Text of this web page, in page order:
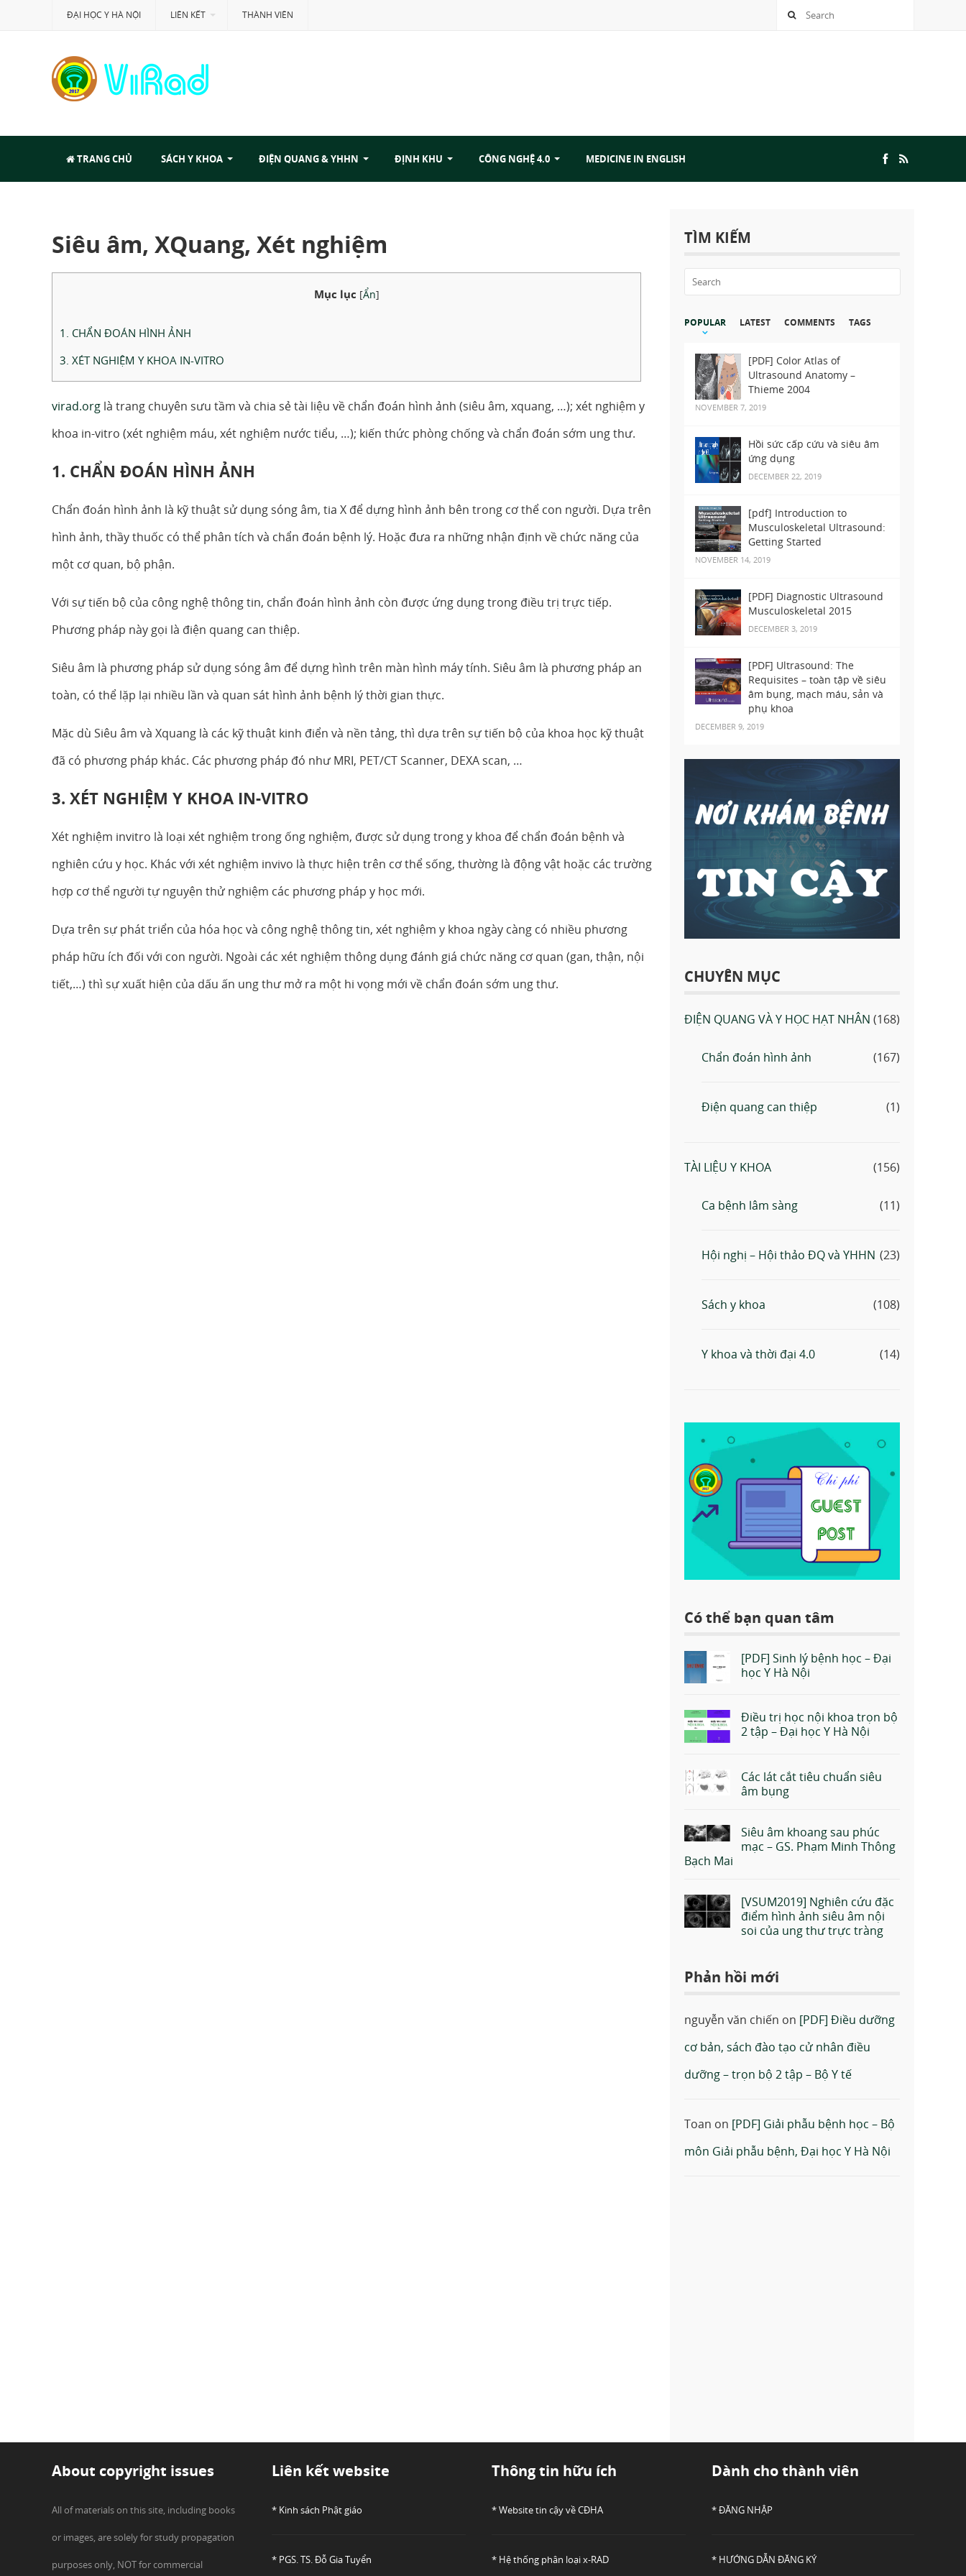
ĐẠI HỌC Y HÀ NỘI LIÊN KẾT THÀNH VIÊN
TRANG CHỦ SÁCH Y KHOA ĐIỆN QUANG & YHHN ĐỊNH KHU CÔNG NGHỆ 4.0 MEDICINE IN ENGLISH
Siêu âm, XQuang, Xét nghiệm
Mục lục [Ẩn]
1. CHẨN ĐOÁN HÌNH ẢNH
3. XÉT NGHIỆM Y KHOA IN-VITRO
virad.org là trang chuyên sưu tầm và chia sẻ tài liệu về chẩn đoán hình ảnh (siêu âm, xquang, …); xét nghiệm y
khoa in-vitro (xét nghiệm máu, xét nghiệm nước tiểu, …); kiến thức phòng chống và chẩn đoán sớm ung thư.
1. CHẨN ĐOÁN HÌNH ẢNH
Chẩn đoán hình ảnh là kỹ thuật sử dụng sóng âm, tia X để dựng hình ảnh bên trong cơ thể con người. Dựa trên
hình ảnh, thầy thuốc có thể phân tích và chẩn đoán bệnh lý. Hoặc đưa ra những nhận định về chức năng của
một cơ quan, bộ phận.
Với sự tiến bộ của công nghệ thông tin, chẩn đoán hình ảnh còn được ứng dụng trong điều trị trực tiếp.
Phương pháp này gọi là điện quang can thiệp.
Siêu âm là phương pháp sử dụng sóng âm để dựng hình trên màn hình máy tính. Siêu âm là phương pháp an
toàn, có thể lặp lại nhiều lần và quan sát hình ảnh bệnh lý thời gian thực.
Mặc dù Siêu âm và Xquang là các kỹ thuật kinh điển và nền tảng, thì dựa trên sự tiến bộ của khoa học kỹ thuật
đã có phương pháp khác. Các phương pháp đó như MRI, PET/CT Scanner, DEXA scan, …
3. XÉT NGHIỆM Y KHOA IN-VITRO
Xét nghiệm invitro là loại xét nghiệm trong ống nghiệm, được sử dụng trong y khoa để chẩn đoán bệnh và
nghiên cứu y học. Khác với xét nghiệm invivo là thực hiện trên cơ thể sống, thường là động vật hoặc các trường
hợp cơ thể người tự nguyện thử nghiệm các phương pháp y học mới.
Dựa trên sự phát triển của hóa học và công nghệ thông tin, xét nghiệm y khoa ngày càng có nhiều phương
pháp hữu ích đối với con người. Ngoài các xét nghiệm thông dụng đánh giá chức năng cơ quan (gan, thận, nội
tiết,…) thì sự xuất hiện của dấu ấn ung thư mở ra một hi vọng mới về chẩn đoán sớm ung thư.
TÌM KIẾM
POPULAR LATEST COMMENTS TAGS
[PDF] Color Atlas of
Ultrasound Anatomy –
Thieme 2004
NOVEMBER 7, 2019
Hồi sức cấp cứu và siêu âm
ứng dụng
DECEMBER 22, 2019
[pdf] Introduction to
Musculoskeletal Ultrasound:
Getting Started
NOVEMBER 14, 2019
[PDF] Diagnostic Ultrasound
Musculoskeletal 2015
DECEMBER 3, 2019
[PDF] Ultrasound: The
Requisites – toàn tập về siêu
âm bụng, mạch máu, sản và
phụ khoa
DECEMBER 9, 2019
CHUYÊN MỤC
ĐIỆN QUANG VÀ Y HỌC HẠT NHÂN (168)
Chẩn đoán hình ảnh (167)
Điện quang can thiệp (1)
TÀI LIỆU Y KHOA (156)
Ca bệnh lâm sàng (11)
Hội nghị – Hội thảo ĐQ và YHHN (23)
Sách y khoa (108)
Y khoa và thời đại 4.0 (14)
Có thể bạn quan tâm
[PDF] Sinh lý bệnh học – Đại
học Y Hà Nội
Điều trị học nội khoa trọn bộ
2 tập – Đại học Y Hà Nội
Các lát cắt tiêu chuẩn siêu
âm bụng
Siêu âm khoang sau phúc
mạc – GS. Phạm Minh Thông
Bạch Mai
[VSUM2019] Nghiên cứu đặc
điểm hình ảnh siêu âm nội
soi của ung thư trực tràng
Phản hồi mới
nguyễn văn chiến on [PDF] Điều dưỡng
cơ bản, sách đào tạo cử nhân điều
dưỡng – trọn bộ 2 tập – Bộ Y tế
Toan on [PDF] Giải phẫu bệnh học – Bộ
môn Giải phẫu bệnh, Đại học Y Hà Nội
About copyright issues
All of materials on this site, including books
or images, are solely for study propagation
purposes only, NOT for commercial
Liên kết website
* Kinh sách Phật giáo
* PGS. TS. Đỗ Gia Tuyển
Thông tin hữu ích
* Website tin cậy về CĐHA
* Hệ thống phân loại x-RAD
Dành cho thành viên
* ĐĂNG NHẬP
* HƯỚNG DẪN ĐĂNG KÝ